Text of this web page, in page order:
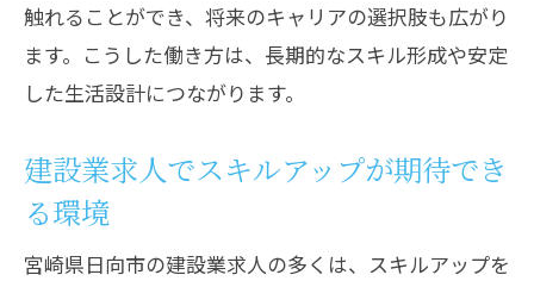
触れることができ、将来のキャリアの選択肢も広がり
ます。こうした働き方は、長期的なスキル形成や安定
した生活設計につながります。
建設業求人でスキルアップが期待でき
る環境
宮崎県日向市の建設業求人の多くは、スキルアップを